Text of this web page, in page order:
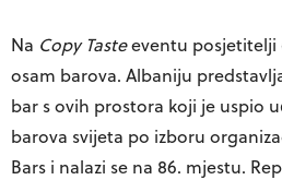
Na Copy Tasteeventu posjetitelji
osam barova. Albaniju
bar s ovih prostora koji je uspio
barova svijeta po izboru
Bars i nalazi se na 86. mjestu.